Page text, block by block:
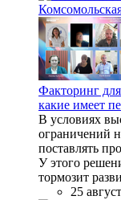
Факторинг для
какие имеет
В условиях
ограничений
поставлять
У этого
тормозит
25